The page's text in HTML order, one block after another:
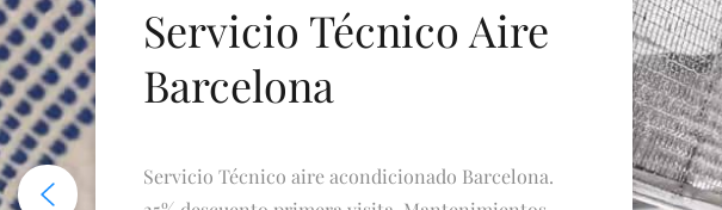
Servicio Técnico Aire
Barcelona
Servicio Técnico aire acondicionado Barcelona.